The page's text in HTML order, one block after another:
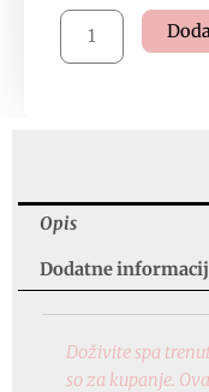
So
350g,
8211
količina
Opis
Dodatne
Doživite spa
so za kupanje.